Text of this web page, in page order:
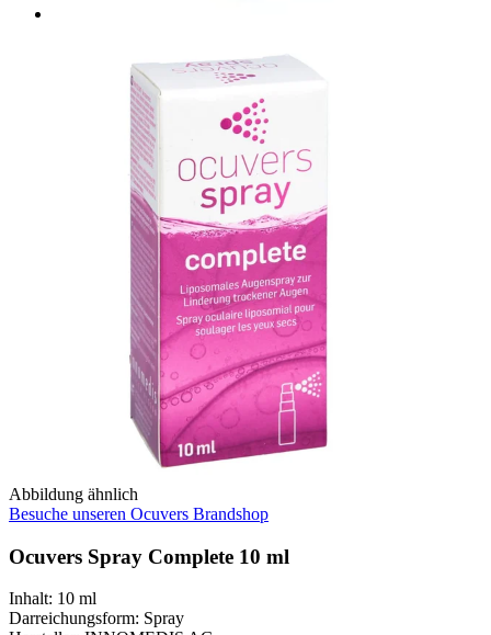
Abbildung ähnlich
Besuche unseren Ocuvers Brandshop
Ocuvers Spray Complete 10 ml
Inhalt: 10 ml
Darreichungsform: Spray